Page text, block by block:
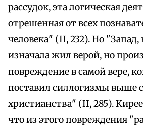
рассудок, эта логическая
отрешенная от всех
человека" (II, 232). Но "Запад,
изначала жил верой, но
повреждение в самой вере,
поставил силлогизмы выше
христианства" (II, 285).
что из этого повреждения